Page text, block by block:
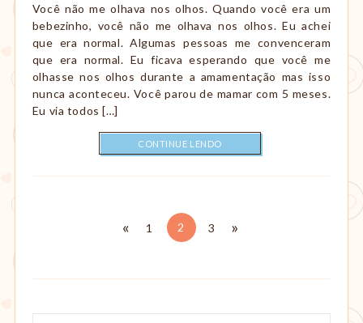
Você não me olhava nos olhos. Quando você era um
bebezinho, você não me olhava nos olhos. Eu achei
que era normal. Algumas pessoas me convenceram
que era normal. Eu ficava esperando que você me
olhasse nos olhos durante a amamentação mas isso
nunca aconteceu. Você parou de mamar com 5 meses.
Eu via todos […]
CONTINUE LENDO
Paginação« Anterior
Página
1 Página
2 Página
3 Próxima
»